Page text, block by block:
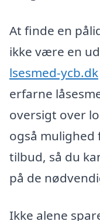
At finde en
ikke være en
lsesmed-ycb.dk
erfarne
oversigt over
også mulighed
tilbud, så du
på de
Ikke alene